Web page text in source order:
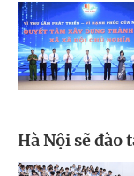
Hà Nội sẽ đào